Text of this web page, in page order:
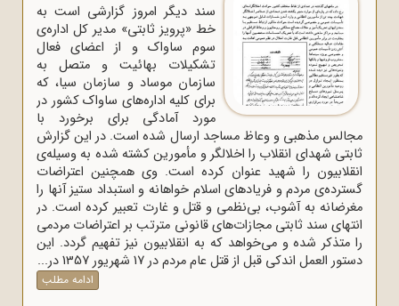
سند دیگر امروز گزارشی است به
خط «پرویز ثابتی» مدیر کل اداره‌ی
سوم ساواک و از اعضای فعال
تشکیلات بهائیت و متصل به
سازمان موساد و سازمان سیا، که
برای کلیه اداره‌های ساواک‌ کشور در
مورد آمادگی برای برخورد با
مجالس مذهبی و وعاظ مساجد ارسال شده است. در این گزارش
ثابتی شهدای انقلاب را اخلالگر و مأمورین کشته شده به وسیله‌ی
انقلابیون را شهید عنوان کرده است. وی همچنین اعتراضات
گسترده‌ی مردم و فریادهای اسلام خواهانه و استبداد ستیز آنها را
مغرضانه به آشوب، بی‌نظمی و قتل و غارت تعبیر کرده است. در
انتهای سند ثابتی مجازات‌های قانونی مترتب بر اعتراضات مردمی
را متذکر شده و می‌خواهد که به انقلابیون نیز تفهیم گردد. این
دستور العمل اندکی قبل از قتل عام مردم در 17 شهریور 1357 در...
ادامه مطلب